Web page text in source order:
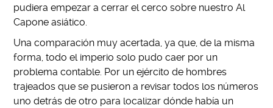
pudiera empezar a cerrar el cerco sobre nuestro Al
Capone asiático.
Una comparación muy acertada, ya que, de la misma
forma, todo el imperio solo pudo caer por un
problema contable. Por un ejército de hombres
trajeados que se pusieron a revisar todos los números
uno detrás de otro para localizar dónde había un